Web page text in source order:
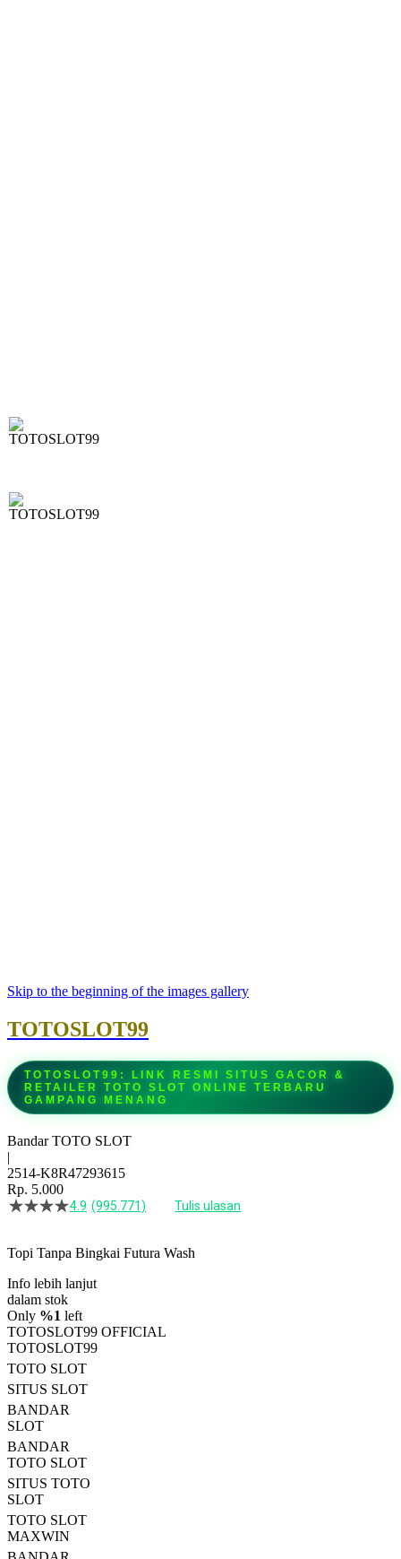
Skip to the beginning of the images gallery
TOTOSLOT99
TOTOSLOT99: LINK RESMI SITUS GACOR &
RETAILER TOTO SLOT ONLINE TERBARU
GAMPANG MENANG
Bandar TOTO SLOT
|
2514-K8R47293615
Rp. 5.000
4.5
bintang,
rating
rata-
rata.
Read
13
Reviews.
Tautan
halaman
yang
sama.
4.9 (995.771) Tulis ulasan
Topi Tanpa Bingkai Futura Wash
Info lebih lanjut
dalam stok
Only %1 left
TOTOSLOT99 OFFICIAL
TOTOSLOT99
TOTO SLOT
SITUS SLOT
BANDAR
SLOT
BANDAR
TOTO SLOT
SITUS TOTO
SLOT
TOTO SLOT
MAXWIN